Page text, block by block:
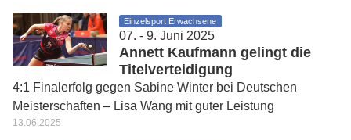
Einzelsport Erwachsene
07. - 9. Juni 2025
Annett Kaufmann gelingt die
Titelverteidigung
4:1 Finalerfolg gegen Sabine Winter bei Deutschen
Meisterschaften – Lisa Wang mit guter Leistung
13.06.2025